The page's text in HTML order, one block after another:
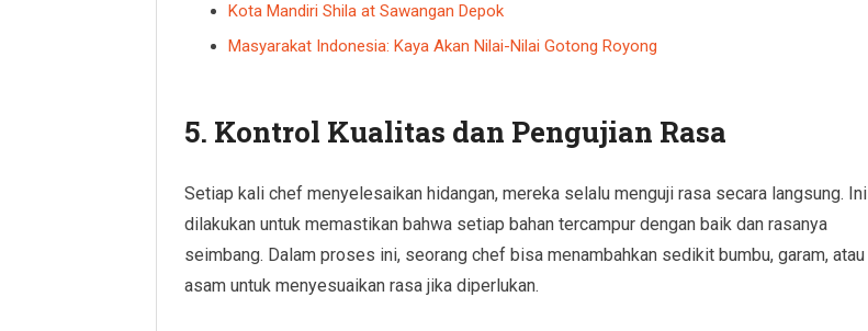
Kota Mandiri Shila at Sawangan Depok
Masyarakat Indonesia: Kaya Akan Nilai-Nilai Gotong Royong
5. Kontrol Kualitas dan Pengujian Rasa
Setiap kali chef menyelesaikan hidangan, mereka selalu menguji rasa secara langsung. Ini
dilakukan untuk memastikan bahwa setiap bahan tercampur dengan baik dan rasanya
seimbang. Dalam proses ini, seorang chef bisa menambahkan sedikit bumbu, garam, atau
asam untuk menyesuaikan rasa jika diperlukan.